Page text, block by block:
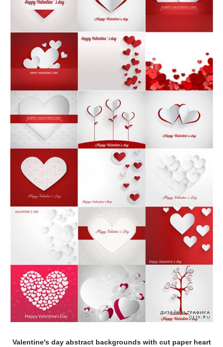
Valentine's day abstract backgrounds with cut paper heart